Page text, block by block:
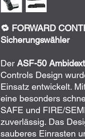
🔁 FORWARD
Sicherungswähler
Der ASF-50
Controls Design
Einsatz entwickelt.
eine besonders
SAFE und FIRE/
zuverlässig. Das
sauberes Einrasten